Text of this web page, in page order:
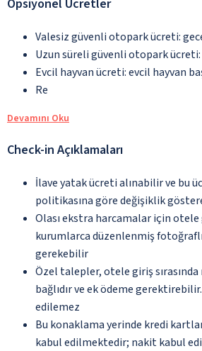
Opsiyonel Ücretler
Valesiz güvenli otopark ücreti:
Uzun süreli güvenli otopark ücreti:
Evcil hayvan ücreti: evcil hayvan
Re
Devamını Oku
Check-in Açıklamaları
İlave yatak ücreti alınabilir ve bu
politikasına göre değişiklik
Olası ekstra harcamalar için otele
kurumlarca düzenlenmiş
gerekebilir
Özel talepler, otele giriş
bağlıdır ve ek ödeme
edilemez
Bu konaklama yerinde kredi
kabul edilmektedir; nakit kabul